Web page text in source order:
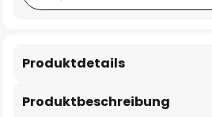
Produktbeschreibung
Produktdetails